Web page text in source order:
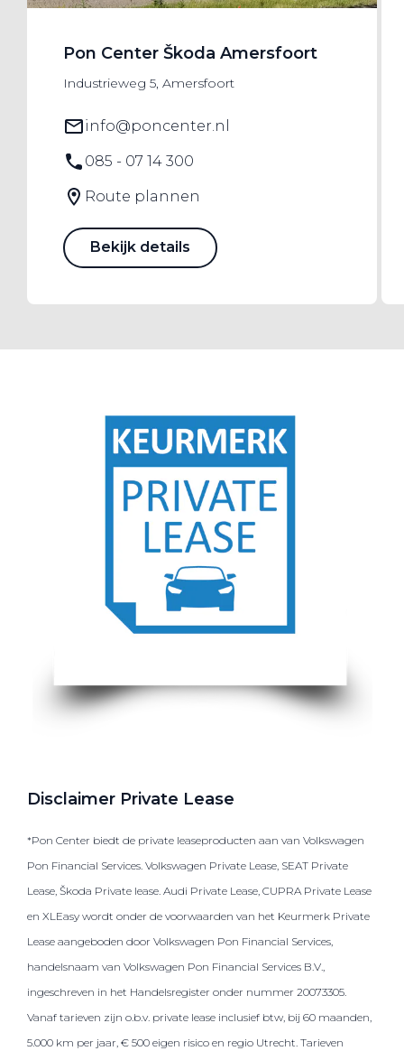
Pon Center Škoda Amersfoort
Industrieweg 5, Amersfoort
info@poncenter.nl
085 - 07 14 300
Route plannen
Bekijk details
Disclaimer Private Lease
*Pon Center biedt de private leaseproducten aan van Volkswagen
Pon Financial Services. Volkswagen Private Lease, SEAT Private
Lease, Škoda Private lease. Audi Private Lease, CUPRA Private Lease
en XLEasy wordt onder de voorwaarden van het Keurmerk Private
Lease aangeboden door Volkswagen Pon Financial Services,
handelsnaam van Volkswagen Pon Financial Services B.V.,
ingeschreven in het Handelsregister onder nummer 20073305.
Vanaf tarieven zijn o.b.v. private lease inclusief btw, bij 60 maanden,
5.000 km per jaar, € 500 eigen risico en regio Utrecht. Tarieven